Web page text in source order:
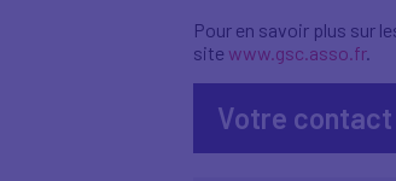
Pour en savoir plus sur
site www.gsc.asso.fr.
Votre contact